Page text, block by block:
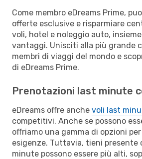
Come membro eDreams Prime,
offerte esclusive e risparmiare
voli, hotel e noleggio auto,
vantaggi. Unisciti alla più grande
membri di viaggi del mondo e
di eDreams Prime.
Prenotazioni last minute
eDreams offre anche voli last
competitivi. Anche se possono
offriamo una gamma di opzioni
esigenze. Tuttavia, tieni presente
minute possono essere più alti,